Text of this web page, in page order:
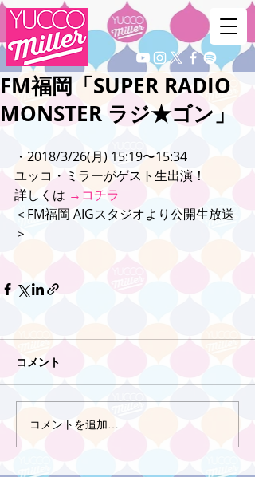
FM福岡「SUPER RADIO
MONSTER ラジ★ゴン」
・2018/3/26(月) 15:19〜15:34
ユッコ・ミラーがゲスト生出演！
詳しくは →コチラ
＜FM福岡 AIGスタジオより公開生放送
＞
コメント
コメントを追加…